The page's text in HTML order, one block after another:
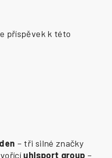
příspěvek k této
– tři silné značky
uhlsport group –